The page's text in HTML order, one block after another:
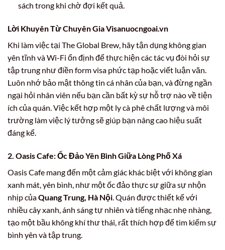
sách trong khi chờ đợi kết quả.
Lời Khuyên Từ Chuyên Gia Visanuocngoai.vn
Khi làm việc tại The Global Brew, hãy tận dụng không gian
yên tĩnh và Wi-Fi ổn định để thực hiện các tác vụ đòi hỏi sự
tập trung như điền form visa phức tạp hoặc viết luận văn.
Luôn nhớ bảo mật thông tin cá nhân của bạn, và đừng ngần
ngại hỏi nhân viên nếu bạn cần bất kỳ sự hỗ trợ nào về tiện
ích của quán. Việc kết hợp một ly cà phê chất lượng và môi
trường làm việc lý tưởng sẽ giúp bạn nâng cao hiệu suất
đáng kể.
2. Oasis Cafe: Ốc Đảo Yên Bình Giữa Lòng Phố Xá
Oasis Cafe mang đến một cảm giác khác biệt với không gian
xanh mát, yên bình, như một ốc đảo thực sự giữa sự nhộn
nhịp củaQuang Trung, Hà Nội. Quán được thiết kế với
nhiều cây xanh, ánh sáng tự nhiên và tiếng nhạc nhẹ nhàng,
tạo một bầu không khí thư thái, rất thích hợp để tìm kiếm sự
bình yên và tập trung.